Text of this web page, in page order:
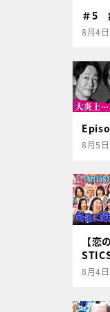
＃5
8月4
8月5
【
8月4